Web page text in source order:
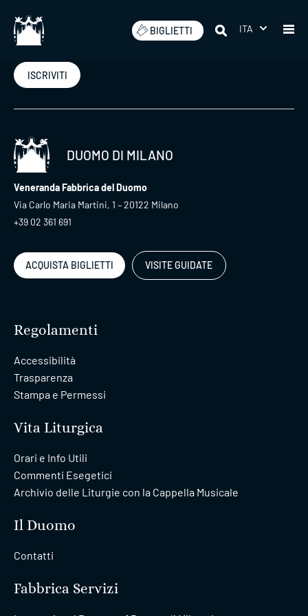
BIGLIETTI ITA
Iscriviti alla nostra newsletter
ISCRIVITI
DUOMO DI MILANO
Veneranda Fabbrica del Duomo
Via Carlo Maria Martini, 1 – 20122 Milano
+39 02 361 691
ACQUISTA BIGLIETTI VISITE GUIDATE
Regolamenti
Accessibilità
Trasparenza
Stampa e Permessi
Vita Liturgica
Orari e Info Utili
Commenti Esegetici
Archivio delle Liturgie con la Cappella Musicale
Il Duomo
Contatti
Fabbrica Servizi